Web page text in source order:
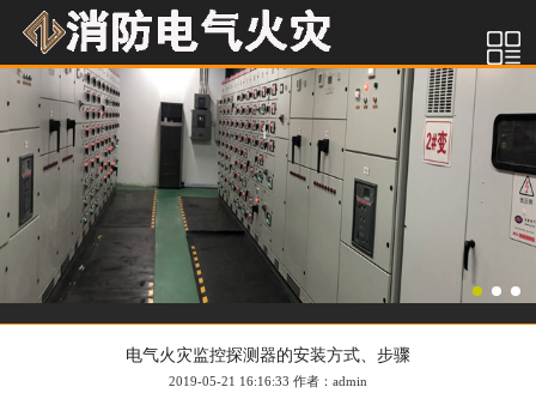
电气火灾监控探测器的安装方式、步骤
2019-05-21 16:16:33 作者：admin